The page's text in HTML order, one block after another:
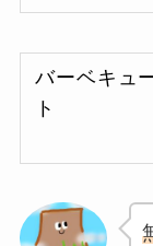
バーベキュ